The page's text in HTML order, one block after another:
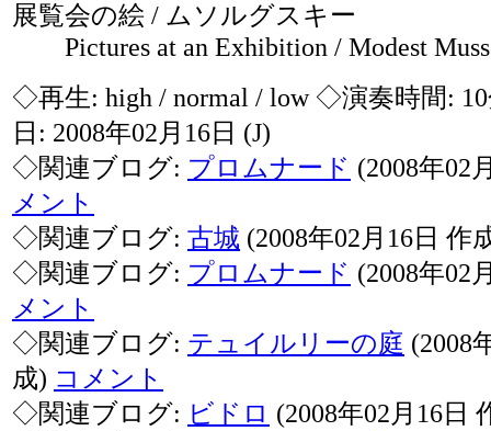
展覧会の絵 / ムソルグスキー
Pictures at an Exhibition / Modest
◇再生: high / normal / low ◇演奏時間:
日: 2008年02月16日 (J)
◇関連ブログ: プロムナード (2008年02
メント
◇関連ブログ: 古城 (2008年02月16日 作
◇関連ブログ: プロムナード (2008年02
メント
◇関連ブログ: テュイルリーの庭 (2008
成) コメント
◇関連ブログ: ビドロ (2008年02月16日